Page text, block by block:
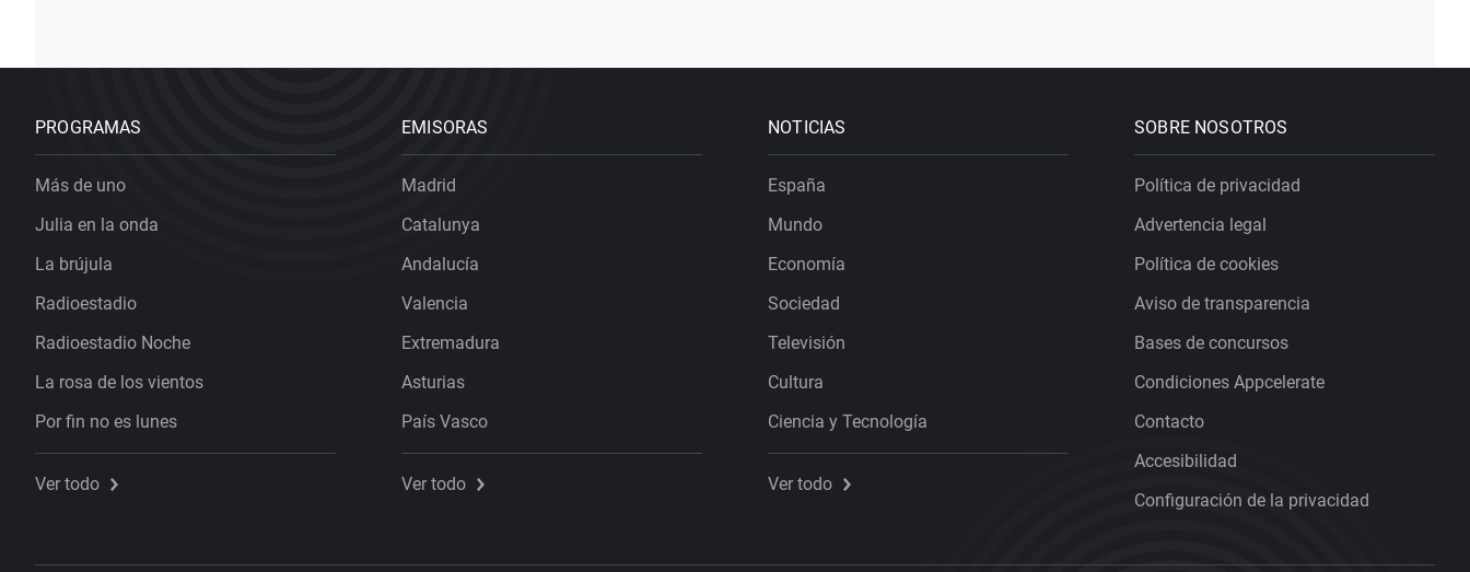
PROGRAMAS
Más de uno
Julia en la onda
La brújula
Radioestadio
Radioestadio Noche
La rosa de los vientos
Por fin no es lunes
Ver todo
EMISORAS
Madrid
Catalunya
Andalucía
Valencia
Extremadura
Asturias
País Vasco
Ver todo
NOTICIAS
España
Mundo
Economía
Sociedad
Televisión
Cultura
Ciencia y Tecnología
Ver todo
SOBRE NOSOTROS
Política de privacidad
Advertencia legal
Política de cookies
Aviso de transparencia
Bases de concursos
Condiciones Appcelerate
Contacto
Accesibilidad
Configuración de la privacidad